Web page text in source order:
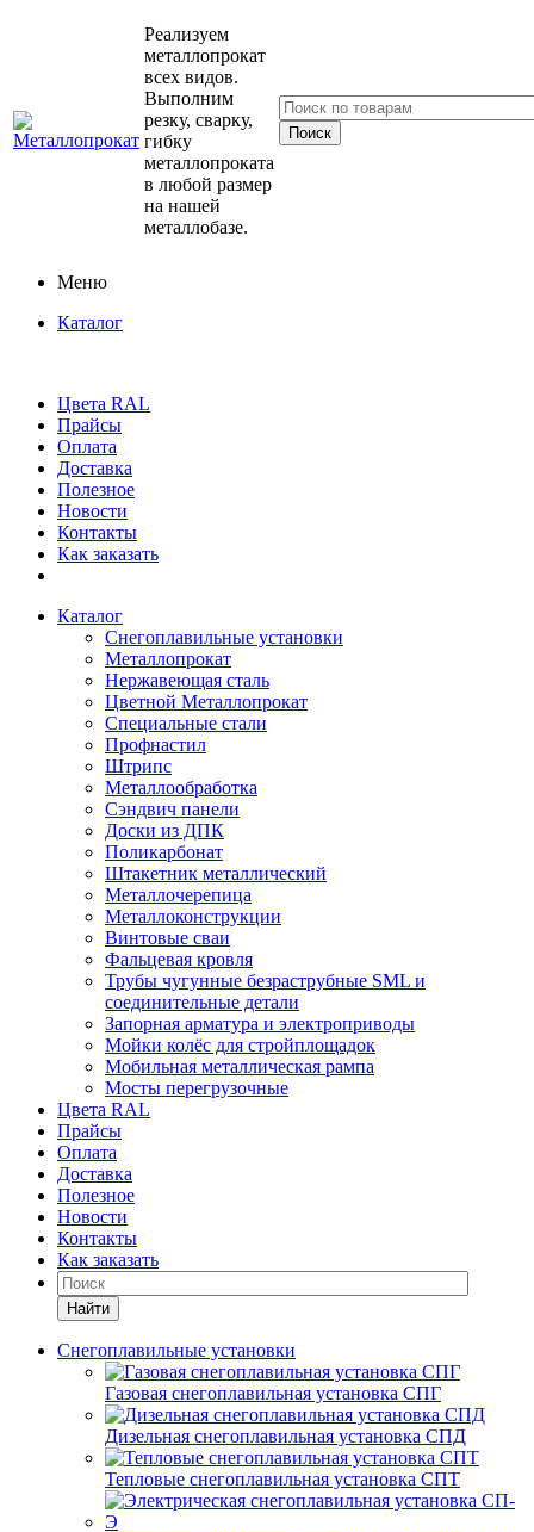
Реализуем
металлопрокат
всех видов.
Выполним
резку, сварку,
гибку
металлопроката
в любой размер
на нашей
металлобазе.
Меню
Каталог
Цвета RAL
Прайсы
Оплата
Доставка
Полезное
Новости
Контакты
Как заказать
Каталог
Снегоплавильные установки
Металлопрокат
Нержавеющая сталь
Цветной Металлопрокат
Специальные стали
Профнастил
Штрипс
Металлообработка
Сэндвич панели
Доски из ДПК
Поликарбонат
Штакетник металлический
Металлочерепица
Металлоконструкции
Винтовые сваи
Фальцевая кровля
Трубы чугунные безраструбные SML и
соединительные детали
Запорная арматура и электроприводы
Мойки колёс для стройплощадок
Мобильная металлическая рампа
Мосты перегрузочные
Цвета RAL
Прайсы
Оплата
Доставка
Полезное
Новости
Контакты
Как заказать
Найти
Снегоплавильные установки
Газовая снегоплавильная установка СПГ
Дизельная снегоплавильная установка СПД
Тепловые снегоплавильная установка СПТ